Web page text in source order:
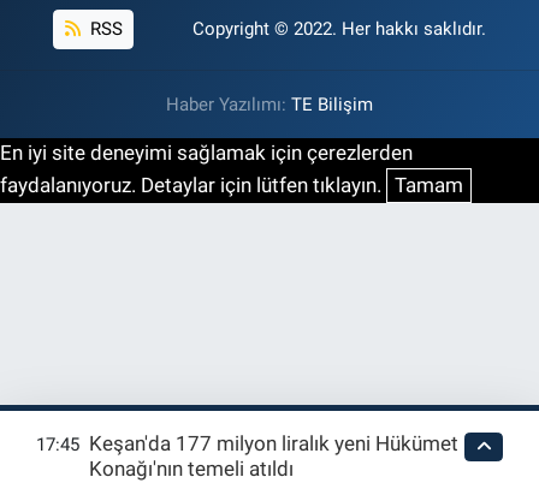
RSS Copyright © 2022. Her hakkı saklıdır.
Haber Yazılımı: TE Bilişim
En iyi site deneyimi sağlamak için çerezlerden
faydalanıyoruz. Detaylar için lütfen tıklayın. Tamam
17:45 Keşan'da 177 milyon liralık yeni Hükümet
Konağı'nın temeli atıldı